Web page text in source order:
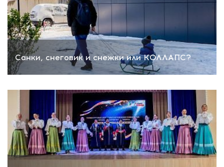
Санки, снеговик и снежки или КОЛЛАПС?